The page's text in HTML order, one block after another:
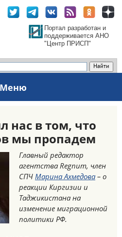
Портал разработан и
поддерживается АНО
"Центр ПРИСП"
Меню
нас в том, что
мы пропадем
Главный редактор
агентства Regnum, член
СПЧ Марина Ахмедова – о
реакции Киргизии и
Таджикистана на
изменение миграционной
политики РФ.